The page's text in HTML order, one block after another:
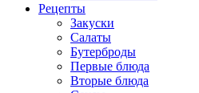
Рецепты
Закуски
Салаты
Бутерброды
Первые блюда
Вторые блюда